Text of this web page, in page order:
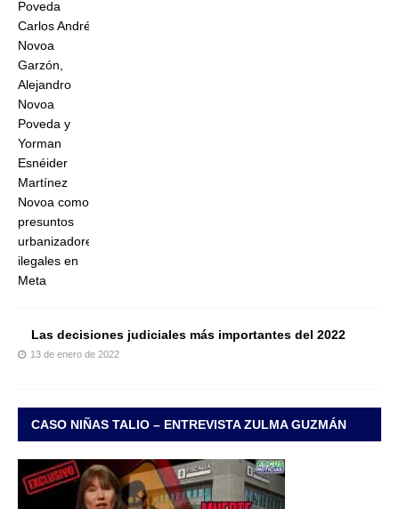
Las decisiones judiciales más importantes del 2022
13 de enero de 2022
CASO NIÑAS TALIO – ENTREVISTA ZULMA GUZMÁN